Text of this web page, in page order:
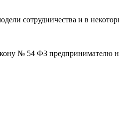
сотрудничества и в
№ 54 ФЗ предпринимателю